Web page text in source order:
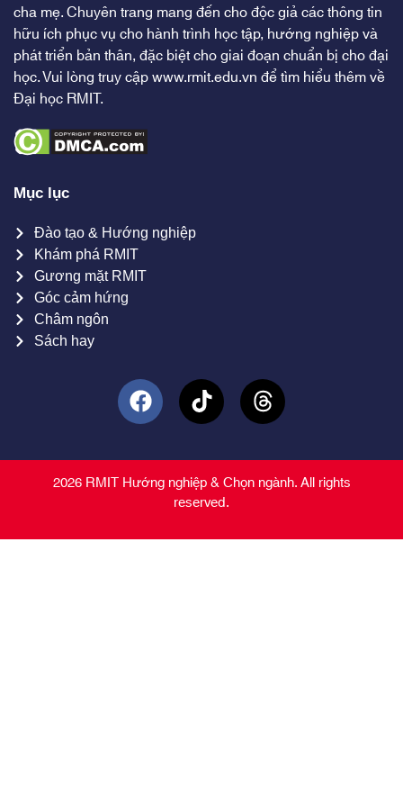
cha mẹ. Chuyên trang mang đến cho độc giả các thông tin
hữu ích phục vụ cho hành trình học tập, hướng nghiệp và
phát triển bản thân, đặc biệt cho giai đoạn chuẩn bị cho đại
học. Vui lòng truy cậpwww.rmit.edu.vnđể tìm hiểu thêm về
Đại học RMIT.
Mục lục
Đào tạo & Hướng nghiệp
Khám phá RMIT
Gương mặt RMIT
Góc cảm hứng
Châm ngôn
Sách hay
2026 RMIT Hướng nghiệp & Chọn ngành. All rights
reserved.